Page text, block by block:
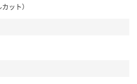
ット）